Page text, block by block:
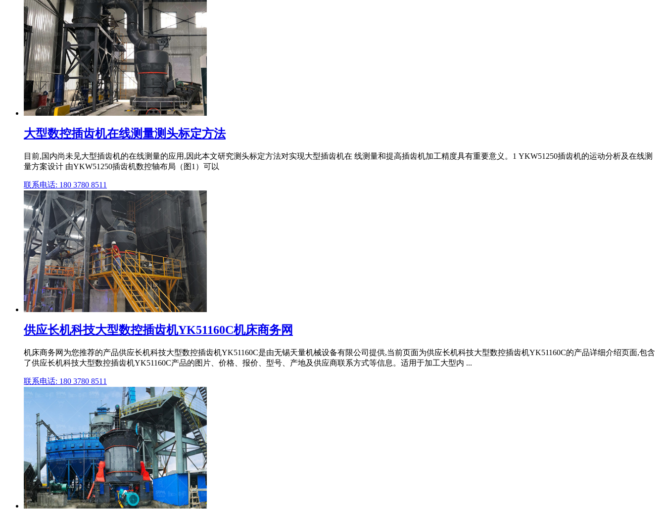
大型数控插齿机在线测量测头标定方法
目前,国内尚未见大型插齿机的在线测量的应用,因此本文研究测头标定方法对实现大型插齿机在 线测量和提高插齿机加工精度具有重要意义。1 YKW51250插齿机的运动分析及在线测
量方案设计 由YKW51250插齿机数控轴布局（图1）可以
联系电话: 180 3780 8511
供应长机科技大型数控插齿机YK51160C机床商务网
机床商务网为您推荐的产品供应长机科技大型数控插齿机YK51160C是由无锡天量机械设备有限公司提供,当前页面为供应长机科技大型数控插齿机YK51160C的产品详细介绍页面,包含
了供应长机科技大型数控插齿机YK51160C产品的图片、价格、报价、型号、产地及供应商联系方式等信息。适用于加工大型内 ...
联系电话: 180 3780 8511